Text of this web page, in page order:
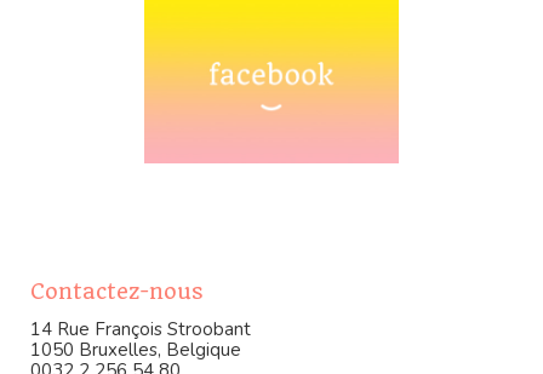
Contactez-nous
14 Rue François Stroobant
1050 Bruxelles, Belgique